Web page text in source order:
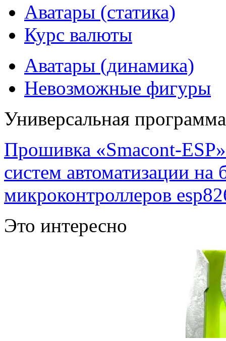
Аватары (статика)
Курс валюты
Аватары (динамика)
Невозможные фигуры
Универсальная
Прошивка «Smacont-
систем автоматизации
микроконтроллеров
Это интересно